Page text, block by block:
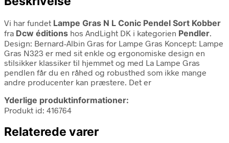
Vi har fundet Lampe Gras N L Conic Pendel Sort Kobber
fra Dcw éditions hos AndLight DK i kategorien Pendler.
Design: Bernard-Albin Gras for Lampe Gras Koncept: Lampe
Gras N323 er med sit enkle og ergonomiske design en
stilsikker klassiker til hjemmet og med La Lampe Gras
pendlen får du en råhed og robusthed som ikke mange
andre producenter kan præstere. Det er
Yderlige produktinformationer:
Produkt id: 416764
Relaterede varer